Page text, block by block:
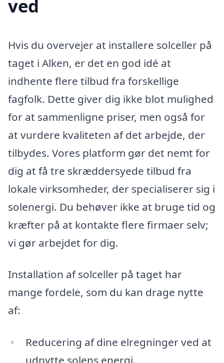
ved
Hvis du overvejer at installere solceller på
taget i Alken, er det en god idé at
indhente flere tilbud fra forskellige
fagfolk. Dette giver dig ikke blot mulighed
for at sammenligne priser, men også for
at vurdere kvaliteten af det arbejde, der
tilbydes. Vores platform gør det nemt for
dig at få tre skræddersyede tilbud fra
lokale virksomheder, der specialiserer sig i
solenergi. Du behøver ikke at bruge tid og
kræfter på at kontakte flere firmaer selv;
vi gør arbejdet for dig.
Installation af solceller på taget har
mange fordele, som du kan drage nytte
af:
Reducering af dine elregninger ved at
udnytte solens energi.